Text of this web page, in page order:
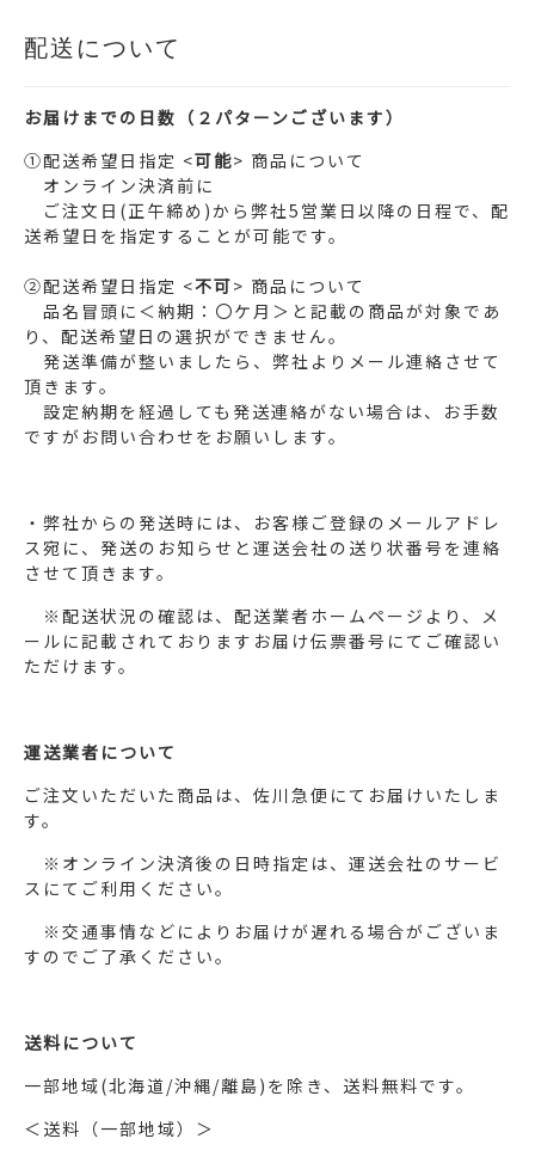
配送について
お届けまでの日数（２パターンございます）
①配送希望日指定 <可能> 商品について
オンライン決済前に
ご注文日(正午締め)から弊社5営業日以降の日程で、配
送希望日を指定することが可能です。
②配送希望日指定 <不可> 商品について
品名冒頭に＜納期：〇ケ月＞と記載の商品が対象であ
り、配送希望日の選択ができません。
発送準備が整いましたら、弊社よりメール連絡させて
頂きます。
設定納期を経過しても発送連絡がない場合は、お手数
ですがお問い合わせをお願いします。
・弊社からの発送時には、お客様ご登録のメールアドレ
ス宛に、発送のお知らせと運送会社の送り状番号を連絡
させて頂きます。
※配送状況の確認は、配送業者ホームページより、メ
ールに記載されておりますお届け伝票番号にてご確認い
ただけます。
運送業者について
ご注文いただいた商品は、佐川急便にてお届けいたしま
す。
※オンライン決済後の日時指定は、運送会社のサービ
スにてご利用ください。
※交通事情などによりお届けが遅れる場合がございま
すのでご了承ください。
送料について
一部地域(北海道/沖縄/離島)を除き、送料無料です。
＜送料（一部地域）＞